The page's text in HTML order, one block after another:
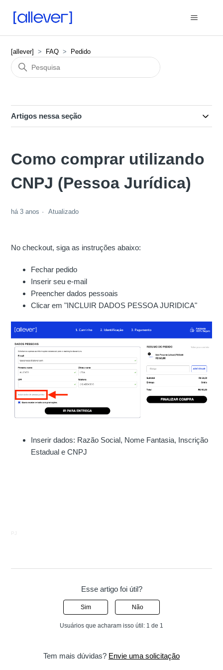
[allever] FAQ Pedido
Artigos nessa seção
Como comprar utilizando
CNPJ (Pessoa Jurídica)
há 3 anos Atualizado
No checkout, siga as instruções abaixo:
Fechar pedido
Inserir seu e-mail
Preencher dados pessoais
Clicar em "INCLUIR DADOS PESSOA JURIDICA"
Inserir dados: Razão Social, Nome Fantasia, Inscrição
Estadual e CNPJ
PJ
Esse artigo foi útil?
Sim Não
Usuários que acharam isso útil: 1 de 1
Tem mais dúvidas? Envie uma solicitação